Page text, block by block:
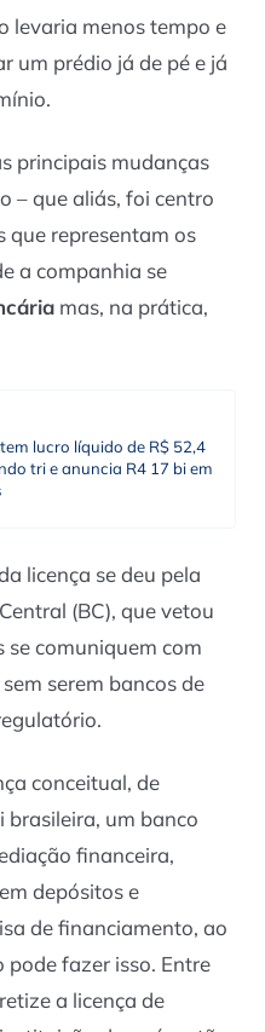
levaria menos tempo e
um prédio já de pé e já
principais mudanças
– que aliás, foi centro
que representam os
a companhia se
mas, na prática,
lucro líquido de R$ 52,4
tri e anuncia R4 17 bi em
licença se deu pela
(BC), que vetou
comuniquem com
serem bancos de
conceitual, de
brasileira, um banco
financeira,
depósitos e
de financiamento, ao
fazer isso. Entre
a licença de